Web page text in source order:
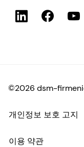
©2026 dsm-
개인정보 보호 고지
이용 약관